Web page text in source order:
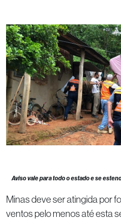
Aviso vale para todo o estado e se
Minas deve ser atingida por
ventos pelo menos até esta